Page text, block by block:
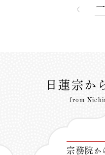
日蓮宗か
from
宗務院 か